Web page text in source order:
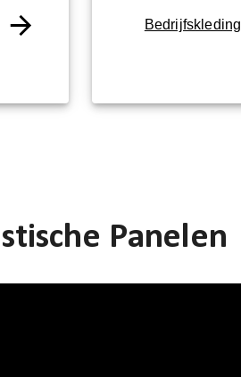
Bedrijfskleding
Panelen